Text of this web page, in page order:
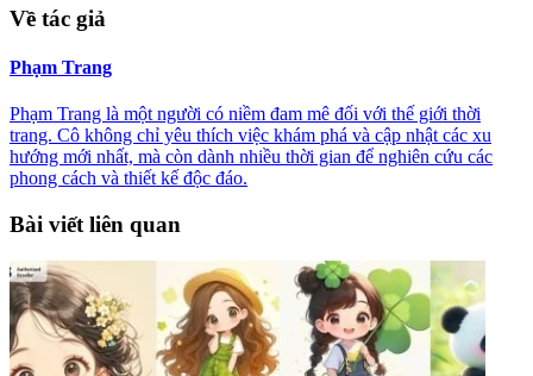
Về tác giả
Phạm Trang
Phạm Trang là một người có niềm đam mê đối với thế giới thời
trang. Cô không chỉ yêu thích việc khám phá và cập nhật các xu
hướng mới nhất, mà còn dành nhiều thời gian để nghiên cứu các
phong cách và thiết kế độc đáo.
Bài viết liên quan